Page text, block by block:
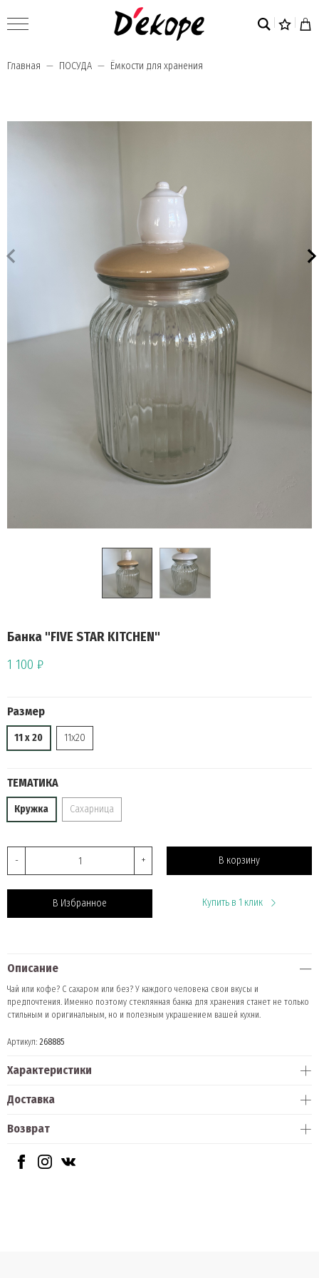
Главная ПОСУДА Ёмкости для хранения
Банка "FIVE STAR KITCHEN"
1 100 ₽
Размер
11 x 20 11х20
ТЕМАТИКА
Кружка Сахарница
- + В корзину
В Избранное Купить в 1 клик
Описание
Чай или кофе? С сахаром или без? У каждого человека свои вкусы и
предпочтения. Именно поэтому стеклянная банка для хранения станет не только
стильным и оригинальным, но и полезным украшением вашей кухни.
Артикул: 268885
Характеристики
Доставка
Возврат